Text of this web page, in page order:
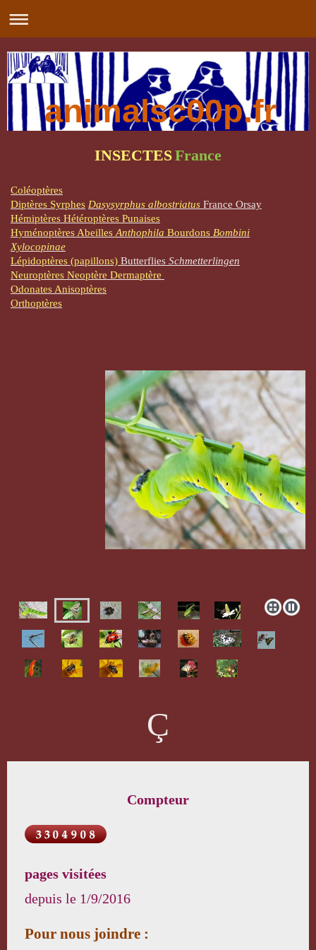
animalsc00p.fr
INSECTESFrance
Coléoptères
Diptères Syrphes Dasysyrphus albostriatus France Orsay
Hémiptères Hétéroptères Punaises
Hyménoptères Abeilles Anthophila Bourdons Bombini
Xylocopinae
Lépidoptères (papillons) Butterflies Schmetterlingen
Neuroptères Neoptère Dermaptère
Odonates Anisoptères
Orthoptères
Ç
Compteur
pages visitées
depuis le 1/9/2016
Pour nous joindre :